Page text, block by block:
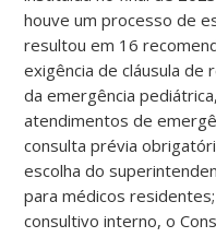
houve um processo de
resultou em 16
exigência de cláusula de
da emergência
atendimentos de
consulta prévia
escolha do
para médicos
consultivo interno, o